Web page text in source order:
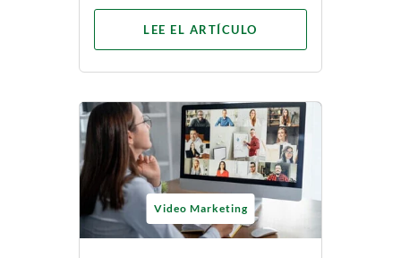
LEE EL ARTÍCULO
Video Marketing